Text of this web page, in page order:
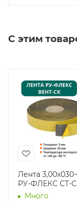
С этим
Лента 3,00х030-
РУ-ФЛЕКС СТ-
Много